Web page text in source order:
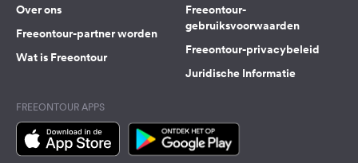
Over ons
Freeontour-partner worden
Wat is Freeontour
Freeontour-
gebruiksvoorwaarden
Freeontour-privacybeleid
Juridische Informatie
FREEONTOUR APPS